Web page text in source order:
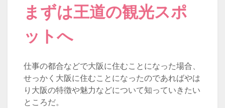
まずは王道の観光スポ
ットへ
仕事の都合などで大阪に住むことになった場合、
せっかく大阪に住むことになったのであればやは
り大阪の特徴や魅力などについて知っていきたい
ところだ。